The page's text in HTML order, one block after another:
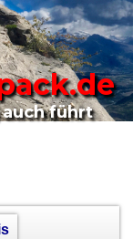
führt